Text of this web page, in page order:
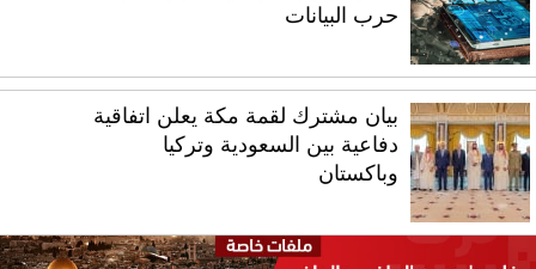
حرب البيانات
بيان مشترك لقمة مكة يعلن اتفاقية
دفاعية بين السعودية وتركيا
وباكستان